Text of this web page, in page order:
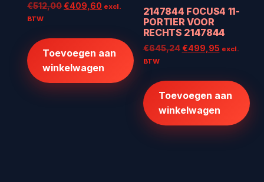
€512,00Oorspronkelijke
€409,60 Huidige
€409,60.
excl.
BTW
Toevoegen aan
winkelwagen
2147844 FOCUS4 11-
PORTIER VOOR
RECHTS 2147844
€645,24 Oorspronkelijke
€499,95Huidige
€499,95.
excl.
BTW
Toevoegen aan
winkelwagen